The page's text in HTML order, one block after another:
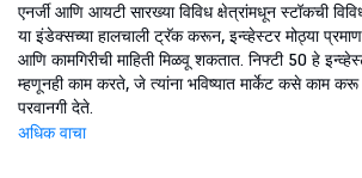
एनर्जी आणि आयटी सारख्या विविध क्षेत्रांमधून स्टॉकची
या इंडेक्सच्या हालचाली ट्रॅक करून, इन्व्हेस्टर मोठ्या
आणि कामगिरीची माहिती मिळवू शकतात. निफ्टी 50 हे
म्हणूनही काम करते, जे त्यांना भविष्यात मार्केट कसे काम
परवानगी देते.
अधिक वाचा